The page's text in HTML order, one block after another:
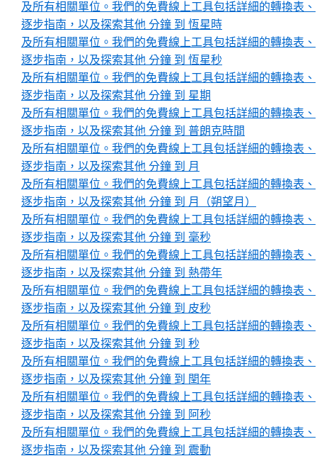
及所有相關單位。我們的免費線上工具包括詳細的轉換表、
逐步指南，以及探索其他 分鐘 到 恆星時
及所有相關單位。我們的免費線上工具包括詳細的轉換表、
逐步指南，以及探索其他 分鐘 到 恆星秒
及所有相關單位。我們的免費線上工具包括詳細的轉換表、
逐步指南，以及探索其他 分鐘 到 星期
及所有相關單位。我們的免費線上工具包括詳細的轉換表、
逐步指南，以及探索其他 分鐘 到 普朗克時間
及所有相關單位。我們的免費線上工具包括詳細的轉換表、
逐步指南，以及探索其他 分鐘 到 月
及所有相關單位。我們的免費線上工具包括詳細的轉換表、
逐步指南，以及探索其他 分鐘 到 月（朔望月）
及所有相關單位。我們的免費線上工具包括詳細的轉換表、
逐步指南，以及探索其他 分鐘 到 毫秒
及所有相關單位。我們的免費線上工具包括詳細的轉換表、
逐步指南，以及探索其他 分鐘 到 熱帶年
及所有相關單位。我們的免費線上工具包括詳細的轉換表、
逐步指南，以及探索其他 分鐘 到 皮秒
及所有相關單位。我們的免費線上工具包括詳細的轉換表、
逐步指南，以及探索其他 分鐘 到 秒
及所有相關單位。我們的免費線上工具包括詳細的轉換表、
逐步指南，以及探索其他 分鐘 到 閏年
及所有相關單位。我們的免費線上工具包括詳細的轉換表、
逐步指南，以及探索其他 分鐘 到 阿秒
及所有相關單位。我們的免費線上工具包括詳細的轉換表、
逐步指南，以及探索其他 分鐘 到 震動